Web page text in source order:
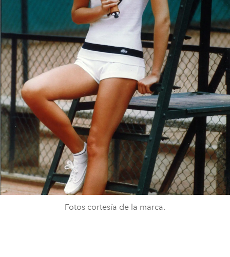
Fotos cortesía de la marca.